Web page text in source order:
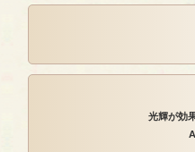
光輝が効